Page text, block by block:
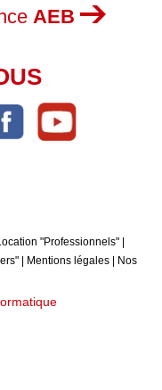
AEB
"Professionnels"
| Mentions légales|
Nos